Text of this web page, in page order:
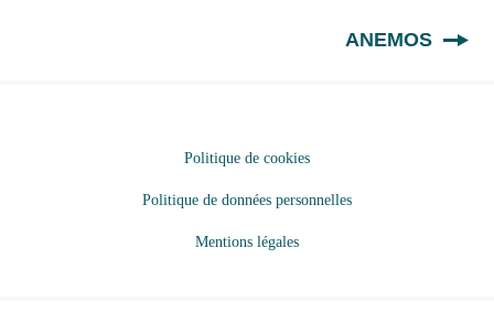
ANEMOS
Politique de cookies
Politique de données personnelles
Mentions légales